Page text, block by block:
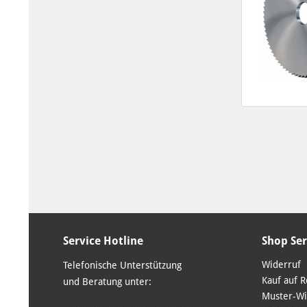
Service Hotline
Telefonische Unterstützung
und Beratung unter:
Shop
Widerruf
Kauf auf
Muster-